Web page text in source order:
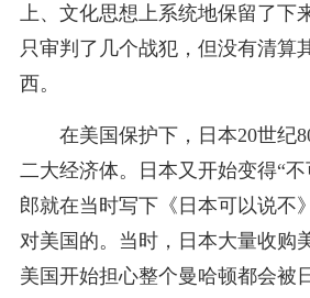
上、文化思想上系统地保留了下
只审判了几个战犯，但没有清算
西。
在美国保护下，日本20世纪
二大经济体。日本又开始变得“
郎就在当时写下《日本可以说不
对美国的。当时，日本大量收购
美国开始担心整个曼哈顿都会被